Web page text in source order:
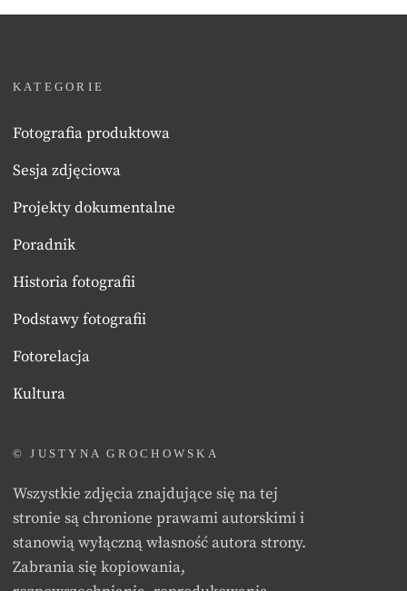
KATEGORIE
Fotografia produktowa
Sesja zdjęciowa
Projekty dokumentalne
Poradnik
Historia fotografii
Podstawy fotografii
Fotorelacja
Kultura
© JUSTYNA GROCHOWSKA
Wszystkie zdjęcia znajdujące się na tej
stronie są chronione prawami autorskimi i
stanowią wyłączną własność autora strony.
Zabrania się kopiowania,